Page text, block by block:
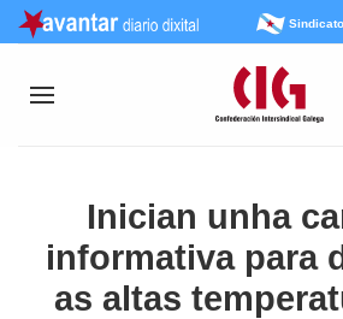
Inician unha
informativa para
as altas